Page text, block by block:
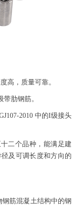
高，质量可靠。
肋钢筋。
2010 中的I级接头
二个品种，能满足建
及可调长度和方向的
筋混凝土结构中的钢